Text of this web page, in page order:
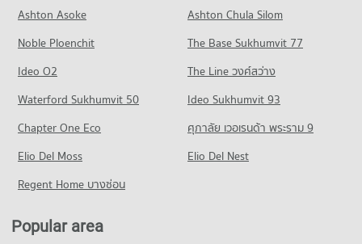
Condo for Rent near Ramkhamhaeng Road
5,200 properties for rent
Condo for Sale near Ramkhamhaeng Road
2,270 properties for sale
Condo Rama 9 Road
24,674 properties for rent
Condo for Sale near Rama 9 Road
9,288 properties for sale
Condo Petchburi Road Bangkok
Ashton Asoke
Ashton Chula Silom
Noble Ploenchit
The Base Sukhumvit 77
Ideo O2
The Line วงศ์สว่าง
Waterford Sukhumvit 50
Ideo Sukhumvit 93
Chapter One Eco
ศุภาลัย เวอเรนด้า พระราม 9
Elio Del Moss
Elio Del Nest
Regent Home บางซ่อน
Popular area